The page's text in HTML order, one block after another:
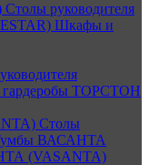
Столы руководителя
Шкафы и
ТОРСТОН
Столы
ВАСАНТА
(VASANTA)